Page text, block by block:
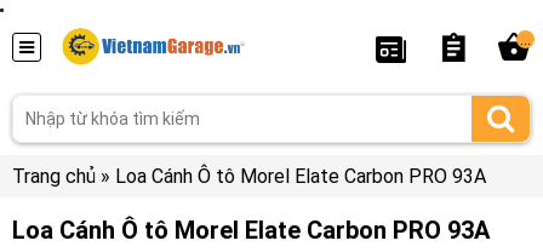
Trang chủ » Loa Cánh Ô tô Morel Elate Carbon PRO 93A
Loa Cánh Ô tô Morel Elate Carbon PRO 93A